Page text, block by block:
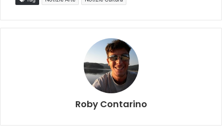
Roby Contarino